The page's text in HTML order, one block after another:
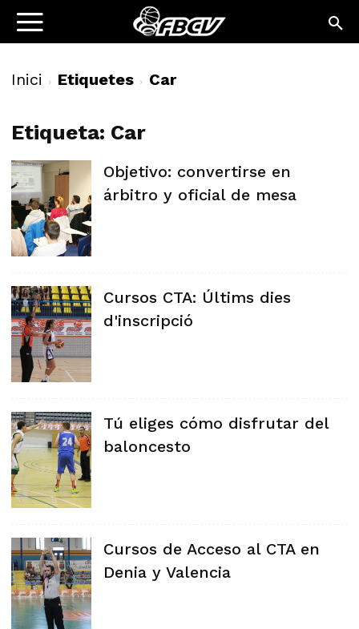
Inici Etiquetes Car
Etiqueta: Car
Objetivo: convertirse en
árbitro y oficial de mesa
Cursos CTA: Últims dies
d'inscripció
Tú eliges cómo disfrutar del
baloncesto
Cursos de Acceso al CTA en
Denia y Valencia